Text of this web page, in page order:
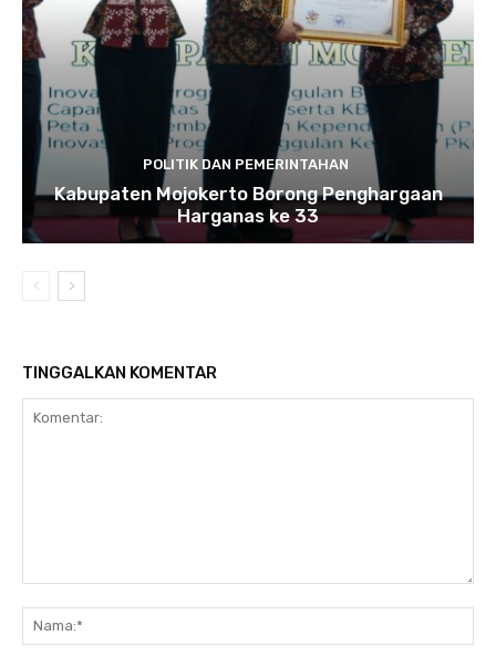
POLITIK DAN PEMERINTAHAN
Kabupaten Mojokerto Borong Penghargaan
Harganas ke 33
TINGGALKAN KOMENTAR